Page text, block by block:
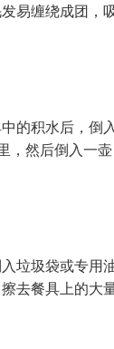
易缠绕成团，
的积水后，倒
，然后倒入一壶
垃圾袋或专用
去餐具上的大